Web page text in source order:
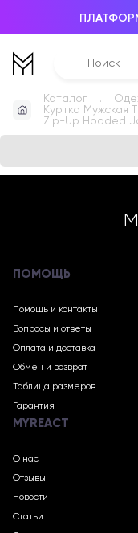
Каталог
Куртка Мужская
Zip-Up Hooded
ПОМОЩЬ
Помощь и контакты
Вопросы и ответы
Оплата и доставка
Обмен и возврат
Таблица размеров
Гарантия
MYREACT
О нас
Отзывы
Новости
Статьи